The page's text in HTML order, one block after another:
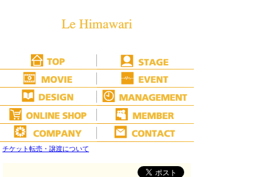
チケット転売・譲渡について